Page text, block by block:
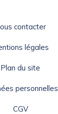
contacter
légales
Plan du site
personnelles
CGV